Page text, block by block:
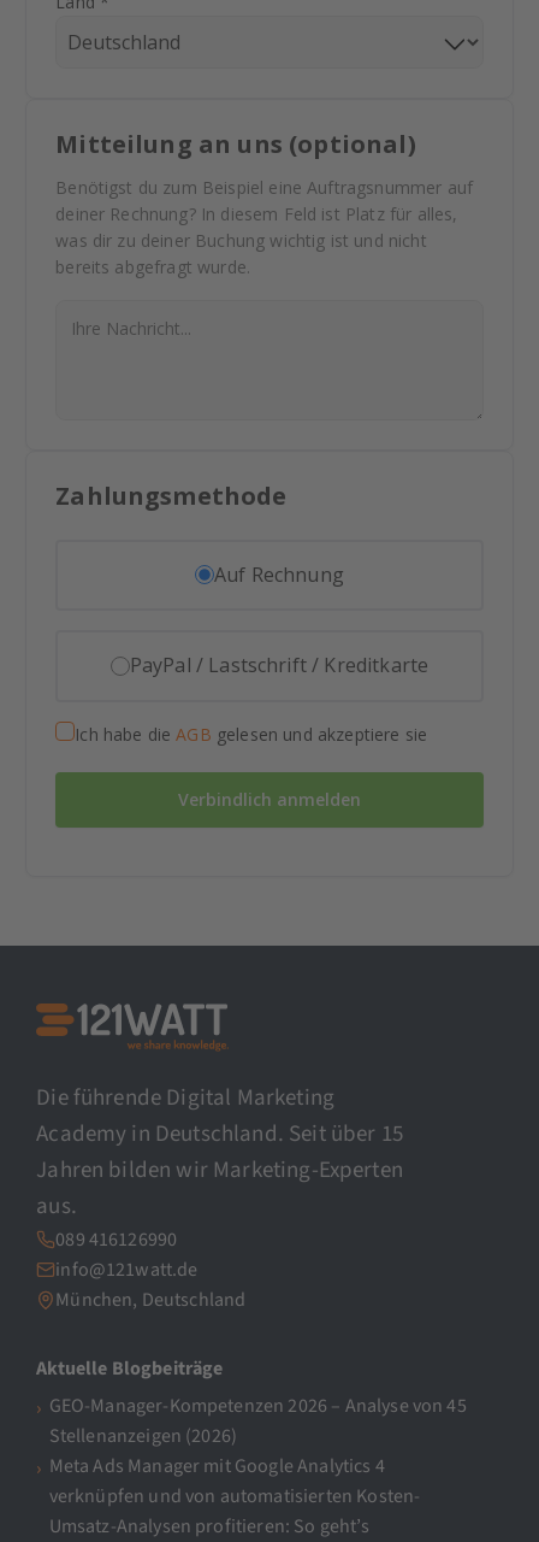
Mitteilung an uns (optional)
Benötigst du zum Beispiel eine Auftragsnummer auf
deiner Rechnung? In diesem Feld ist Platz für alles,
was dir zu deiner Buchung wichtig ist und nicht
bereits abgefragt wurde.
Zahlungsmethode
Auf Rechnung
PayPal / Lastschrift / Kreditkarte
Ich habe dieAGB gelesen und akzeptiere sie
Verbindlich anmelden
Die führende Digital Marketing
Academy in Deutschland. Seit über 15
Jahren bilden wir Marketing-Experten
aus.
089 416126990
info@121watt.de
München, Deutschland
Aktuelle Blogbeiträge
GEO-Manager-Kompetenzen 2026 – Analyse von 45
Stellenanzeigen (2026)
Meta Ads Manager mit Google Analytics 4
verknüpfen und von automatisierten Kosten-
Umsatz-Analysen profitieren: So geht’s